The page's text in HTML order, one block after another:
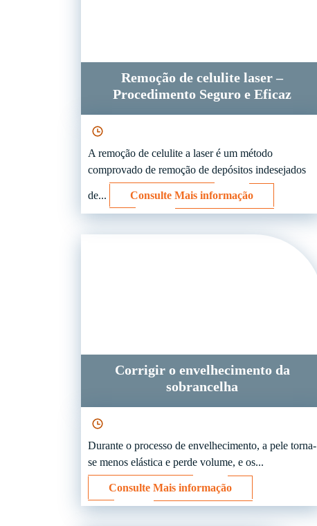
Remoção de celulite laser –
Procedimento Seguro e Eficaz
A remoção de celulite a laser é um método
comprovado de remoção de depósitos indesejados
de... Consulte Mais informação
Corrigir o envelhecimento da
sobrancelha
Durante o processo de envelhecimento, a pele torna-
se menos elástica e perde volume, e os...
Consulte Mais informação